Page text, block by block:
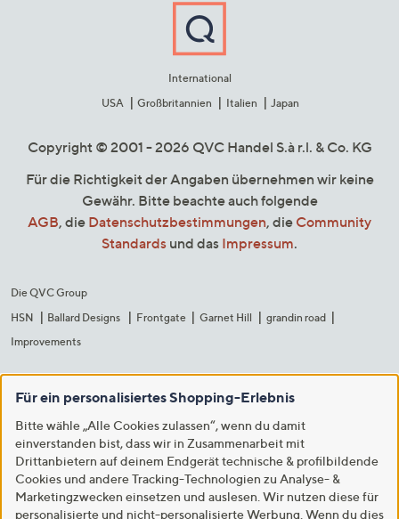
International
USA
Großbritannien Italien Japan
Copyright © 2001 - 2026 QVC Handel S.à r.l. & Co. KG
Für die Richtigkeit der Angaben übernehmen wir keine
Gewähr. Bitte beachte auch folgende
AGB, die Datenschutzbestimmungen, die Community
Standards und das Impressum.
Die QVC Group
HSN
Ballard Designs Frontgate Garnet Hill
grandin road
Improvements
Für ein personalisiertes Shopping-Erlebnis
Bitte wähle „Alle Cookies zulassen“, wenn du damit
einverstanden bist, dass wir in Zusammenarbeit mit
Drittanbietern auf deinem Endgerät technische & profilbildende
Cookies und andere Tracking-Technologien zu Analyse- &
Marketingzwecken einsetzen und auslesen. Wir nutzen diese für
personalisierte und nicht-personalisierte Werbung. Wenn du dies